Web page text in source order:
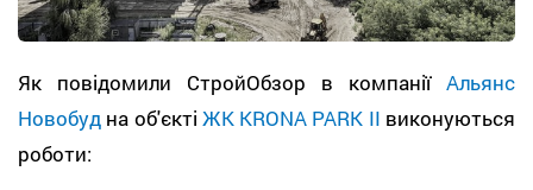
Як повідомили СтройОбзор в компанії Альянс
Новобуд на об'єкті ЖК KRONA PARK II виконуються
роботи: